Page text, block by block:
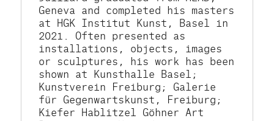
Geneva and completed his masters
at HGK Institut Kunst, Basel in
2021. Often presented as
installations, objects, images
or sculptures, his work has been
shown at Kunsthalle Basel;
Kunstverein Freiburg; Galerie
für Gegenwartskunst, Freiburg;
Kiefer Hablitzel Göhner Art